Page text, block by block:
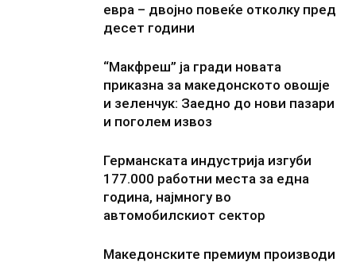
евра – двојно повеќе отколку пред
десет години
“Макфреш” ја гради новата
приказна за македонското овошје
и зеленчук: Заедно до нови пазари
и поголем извоз
Германската индустрија изгуби
177.000 работни места за една
година, најмногу во
автомобилскиот сектор
Македонските премиум производи